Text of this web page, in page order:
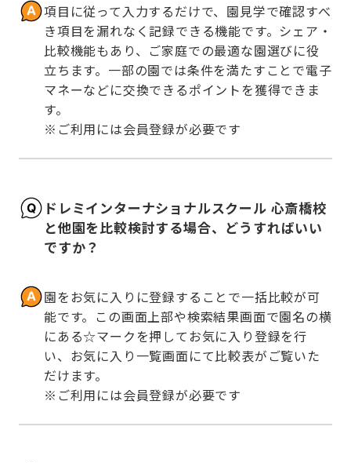
項目に従って入力するだけで、園見学で確認すべ
き項目を漏れなく記録できる機能です。シェア・
比較機能もあり、ご家庭での最適な園選びに役
立ちます。一部の園では条件を満たすことで電子
マネーなどに交換できるポイントを獲得できま
す。
※ご利用には会員登録が必要です
ドレミインターナショナルスクール 心斎橋校
と他園を比較検討する場合、どうすればいい
ですか？
園をお気に入りに登録することで一括比較が可
能です。この画面上部や検索結果画面で園名の横
にある☆マークを押してお気に入り登録を行
い、お気に入り一覧画面にて比較表がご覧いた
だけます。
※ご利用には会員登録が必要です